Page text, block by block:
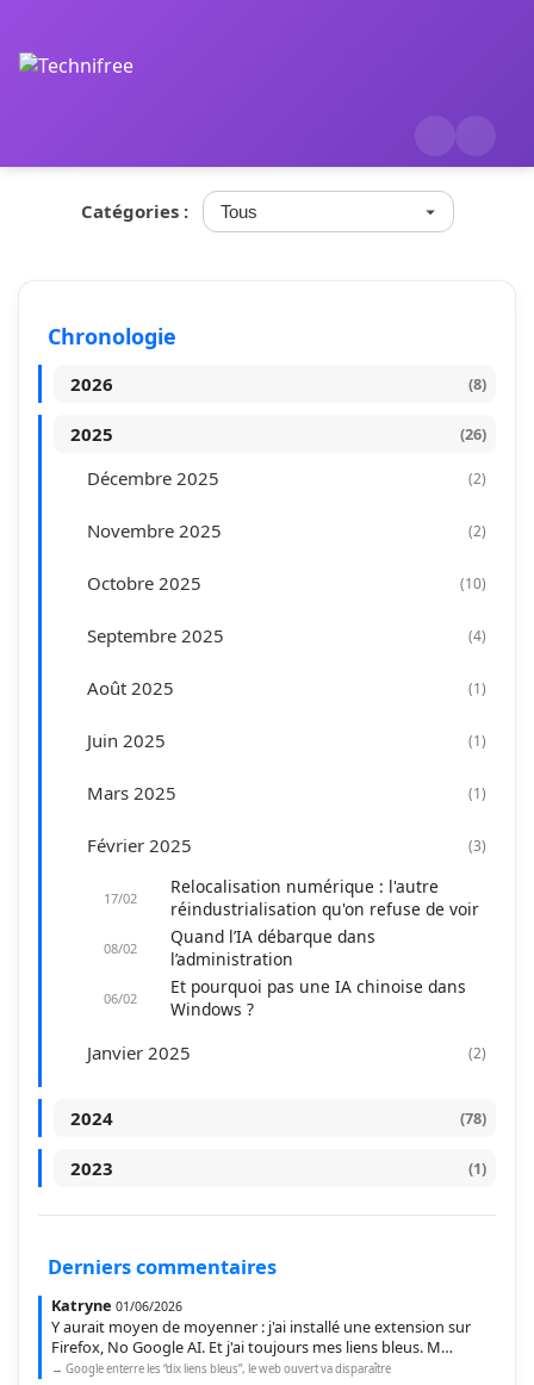
Catégories :
Chronologie
2026 (8)
Juillet 2026 (1)
Mai 2026 (1)
Avril 2026 (1)
Mars 2026 (1)
Février 2026 (3)
Janvier 2026 (1)
2025 (26)
Décembre 2025 (2)
Novembre 2025 (2)
Octobre 2025 (10)
Septembre 2025 (4)
Août 2025 (1)
Juin 2025 (1)
Mars 2025 (1)
Février 2025 (3)
17/02
Relocalisation numérique : l'autre
réindustrialisation qu'on refuse de voir
08/02
Quand l’IA débarque dans
l’administration
06/02
Et pourquoi pas une IA chinoise dans
Windows ?
Janvier 2025 (2)
2024 (78)
Décembre 2024 (1)
Novembre 2024 (3)
Octobre 2024
Septembre 2024 (1)
Août 2024
2023 (1)
Décembre 2023 (1)
Derniers commentaires
Katryne 01/06/2026
Y aurait moyen de moyenner : j'ai installé une extension sur
Firefox, No Google AI. Et j'ai toujours mes liens bleus. M…
→ Google enterre les “dix liens bleus”, le web ouvert va disparaître